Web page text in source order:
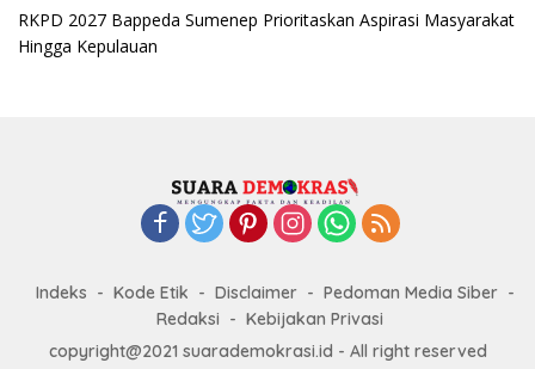
RKPD 2027 Bappeda Sumenep Prioritaskan Aspirasi Masyarakat
Hingga Kepulauan
Indeks Kode Etik Disclaimer
Pedoman Media Siber
Redaksi
Kebijakan Privasi
copyright@2021 suarademokrasi.id - All right reserved